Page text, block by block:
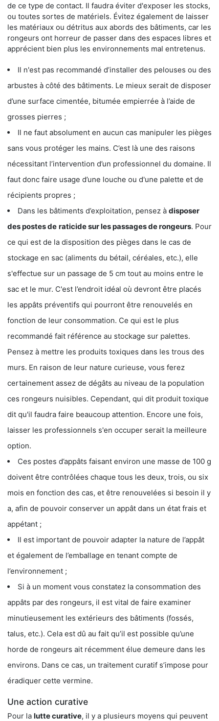
de ce type de contact. Il faudra éviter d'exposer les stocks,
ou toutes sortes de matériels. Évitez également de laisser
les matériaux ou détritus aux abords des bâtiments, car les
rongeurs ont horreur de passer dans des espaces libres et
apprécient bien plus les environnements mal entretenus.
Il n'est pas recommandé d’installer des pelouses ou des
arbustes à côté des bâtiments. Le mieux serait de disposer
d’une surface cimentée, bitumée empierrée à l’aide de
grosses pierres ;
Il ne faut absolument en aucun cas manipuler les pièges
sans vous protéger les mains. C’est là une des raisons
nécessitant l’intervention d’un professionnel du domaine. Il
faut donc faire usage d’une louche ou d'une palette et de
récipients propres ;
Dans les bâtiments d’exploitation, pensez à disposer
des postes de raticide sur les passages de rongeurs. Pour
ce qui est de la disposition des pièges dans le cas de
stockage en sac (aliments du bétail, céréales, etc.), elle
s'effectue sur un passage de 5 cm tout au moins entre le
sac et le mur. C'est l’endroit idéal où devront être placés
les appâts préventifs qui pourront être renouvelés en
fonction de leur consommation. Ce qui est le plus
recommandé fait référence au stockage sur palettes.
Pensez à mettre les produits toxiques dans les trous des
murs. En raison de leur nature curieuse, vous ferez
certainement assez de dégâts au niveau de la population
ces rongeurs nuisibles. Cependant, qui dit produit toxique
dit qu'il faudra faire beaucoup attention. Encore une fois,
laisser les professionnels s'en occuper serait la meilleure
option.
Ces postes d’appâts faisant environ une masse de 100 g
doivent être contrôlées chaque tous les deux, trois, ou six
mois en fonction des cas, et être renouvelées si besoin il y
a, afin de pouvoir conserver un appât dans un état frais et
appétant ;
Il est important de pouvoir adapter la nature de l’appât
et également de l’emballage en tenant compte de
l’environnement ;
Si à un moment vous constatez la consommation des
appâts par des rongeurs, il est vital de faire examiner
minutieusement les extérieurs des bâtiments (fossés,
talus, etc.). Cela est dû au fait qu’il est possible qu’une
horde de rongeurs ait récemment élue demeure dans les
environs. Dans ce cas, un traitement curatif s’impose pour
éradiquer cette vermine.
Une action curative
Pour la lutte curative, il y a plusieurs moyens qui peuvent